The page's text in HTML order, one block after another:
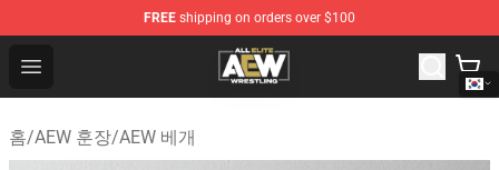
FREE shipping on orders over $100
Open menu
Aew Shop ⚡️ Official Aew Merchandise Store
홈/AEW 훈장/AEW 베개